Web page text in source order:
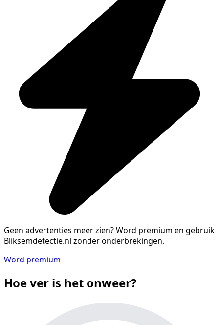
Geen advertenties meer zien?Word premium en gebruik
Bliksemdetectie.nl zonder onderbrekingen.
Word premium
Hoe ver is het onweer?